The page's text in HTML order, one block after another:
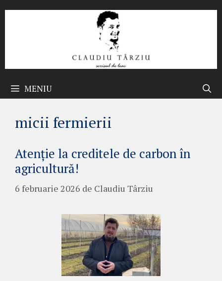
MENIU
micii fermierii
Atenție la creditele de carbon în
agricultură!
6 februarie 2026 de Claudiu Târziu